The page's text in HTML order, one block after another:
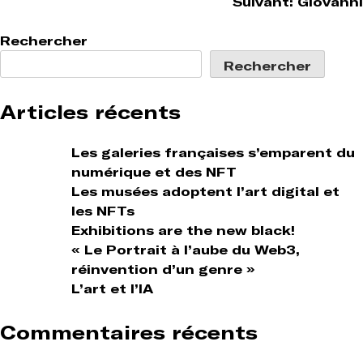
de
Rechercher
Rechercher
Articles récents
Les galeries françaises s’emparent du
numérique et des NFT
Les musées adoptent l’art digital et
les NFTs
Exhibitions are the new black!
« Le Portrait à l’aube du Web3,
réinvention d’un genre »
L’art et l’IA
Commentaires récents